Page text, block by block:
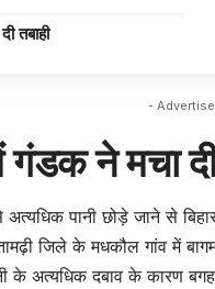
तबाही
-
गंडक ने मचा
अत्यधिक पानी छोड़े जाने से
जिले के मधकौल गांव में
के अत्यधिक दबाव के कारण